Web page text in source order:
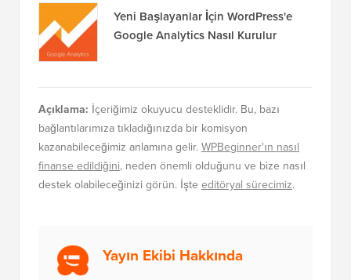
Yeni Başlayanlar İçin WordPress'e
Google Analytics Nasıl Kurulur
Açıklama: İçeriğimiz okuyucu desteklidir. Bu, bazı
bağlantılarımıza tıkladığınızda bir komisyon
kazanabileceğimiz anlamına gelir.WPBeginner'ın nasıl
finanse edildiğini, neden önemli olduğunu ve bize nasıl
destek olabileceğinizi görün. İşte editöryal sürecimiz.
Yayın Ekibi Hakkında